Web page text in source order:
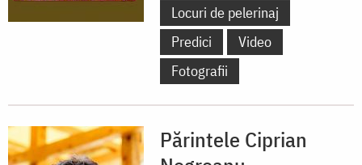
Locuri de pelerinaj
Predici
Video
Fotografii
Părintele Ciprian